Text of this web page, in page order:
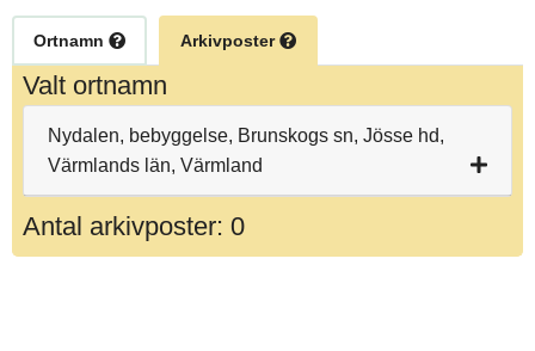
Ortnamn Arkivposter
Valt ortnamn
Nydalen, bebyggelse, Brunskogs sn, Jösse hd,
Värmlands län, Värmland
Antal arkivposter: 0